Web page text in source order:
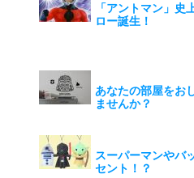
「アントマン」史
ロー誕生！
あなたの部屋をお
ませんか？
スーパーマンやバ
セント！？